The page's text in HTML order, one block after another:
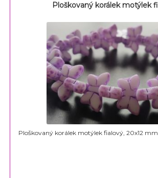
Ploškovaný korálek motýlek
Ploškovaný korálek motýlek fialový, 20x12